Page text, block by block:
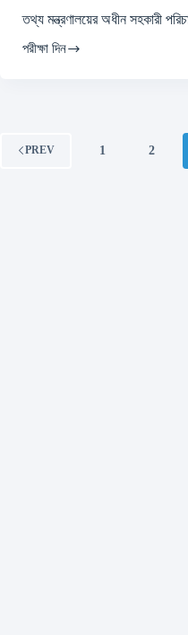
তথ্য মন্ত্রণালয়ের অধীন সহকারী
পরীক্ষা দিন
PREV 1 2